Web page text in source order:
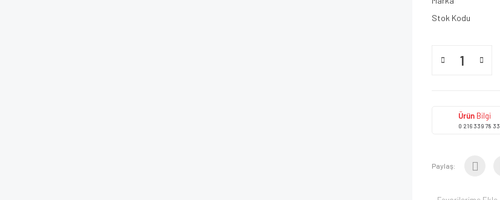
Stok Kodu
Ürün Bilgi
0 216 339 78 33
Paylaş: